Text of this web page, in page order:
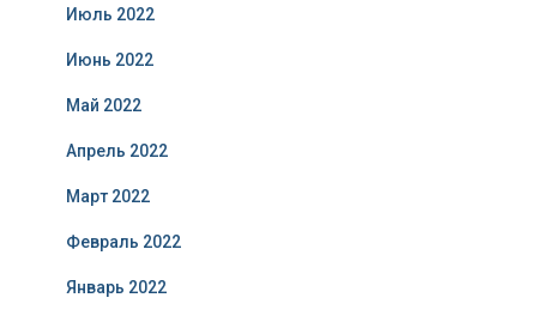
Июль 2022
Июнь 2022
Май 2022
Апрель 2022
Март 2022
Февраль 2022
Январь 2022